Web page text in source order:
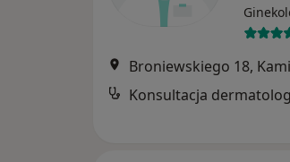
Broniewskiego 18,
Konsultacja